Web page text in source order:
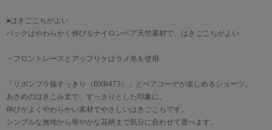
●はきごこちがよい
バックはやわらかく伸びるナイロンベア天竺素材で、はきごこちがよい
・フロントレースとアップリケはラメ糸を使用
「リボンブラ脇すっきり（BXB473）」とペアコーデが楽しめるショーツ。
あさめのはきこみ丈で、すっきりとした印象に。
伸びがよくやわらかい素材でやさしいはきごこちです。
シンプルな無地から華やかな花柄まで気分に合わせて選べます。